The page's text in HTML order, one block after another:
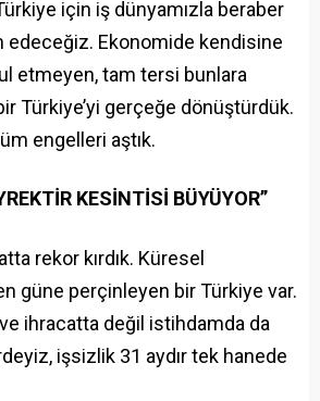
için iş dünyamızla beraber
edeceğiz. Ekonomide kendisine
etmeyen, tam tersi bunlara
Türkiye’yi gerçeğe dönüştürdük.
engelleri aştık.
KESİNTİSİ BÜYÜYOR”
rekor kırdık. Küresel
güne perçinleyen bir Türkiye var.
ihracatta değil istihdamda da
işsizlik 31 aydır tek hanede